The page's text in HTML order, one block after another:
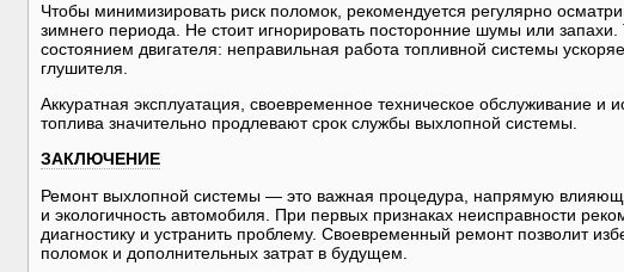
Чтобы минимизировать риск поломок, рекомендуется регулярно
зимнего периода. Не стоит игнорировать посторонние шумы или запахи.
состоянием двигателя: неправильная работа топливной системы
глушителя.
Аккуратная эксплуатация, своевременное техническое обслуживание и
топлива значительно продлевают срок службы выхлопной системы.
ЗАКЛЮЧЕНИЕ
Ремонт выхлопной системы — это важная процедура, напрямую
и экологичность автомобиля. При первых признаках неисправности
диагностику и устранить проблему. Своевременный ремонт позволит
поломок и дополнительных затрат в будущем.